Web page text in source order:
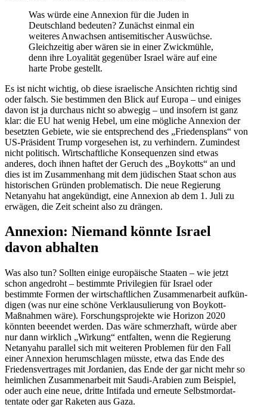
Was würde eine Annexion für die Juden in
Deutschland bedeuten? Zunächst einmal ein
weiteres Anwachsen antise­mi­ti­scher Auswüchse.
Gleich­zeitig aber wären sie in einer Zwick­mühle,
denn ihre Loyalität gegenüber Israel wäre auf eine
harte Probe gestellt.
Es ist nicht wichtig, ob diese israe­lische Ansichten richtig sind
oder falsch. Sie bestimmen den Blick auf Europa – und einiges
davon ist ja durchaus nicht so abwegig – und insofern ist ganz
klar: die EU hat wenig Hebel, um eine mögliche Annexion der
besetzten Gebiete, wie sie entspre­chend des „Friedens­plans“ von
US-Präsident Trump vorge­sehen ist, zu verhindern. Zumindest
nicht politisch. Wirtschaft­liche Konse­quenzen sind etwas
anderes, doch ihnen haftet der Geruch des „Boykotts“ an und
dies ist im Zusam­menhang mit dem jüdischen Staat schon aus
histo­ri­schen Gründen proble­ma­tisch. Die neue Regierung
Netanyahu hat angekündigt, eine Annexion ab dem 1. Juli zu
erwägen, die Zeit scheint also zu drängen.
Annexion: Niemand könnte Israel
davon abhalten
Was also tun? Sollten einige europäische Staaten – wie jetzt
schon angedroht – bestimmte Privi­legien für Israel oder
bestimmte Formen der wirtschaft­lichen Zusam­men­arbeit aufkün­
digen (was nur eine schöne Verklau­su­lierung von Boykott-
Maßnahmen wäre). Forschungs­pro­jekte wie Horizon 2020
könnten beeendet werden. Das wäre schmerzhaft, würde aber
nur dann wirklich „Wirkung“ entfalten, wenn die Regierung
Netanyahu parallel sich mit weiteren Problemen für den Fall
einer Annexion herum­schlagen müsste, etwa das Ende des
Friedens­ver­trages mit Jordanien, das Ende der gar nicht mehr so
heimlichen Zusam­men­arbeit mit Saudi-Arabien zum Beispiel,
oder auch eine neue, dritte Intifada und erneute Selbst­mord­at­
tentate oder gar Raketen aus Gaza.